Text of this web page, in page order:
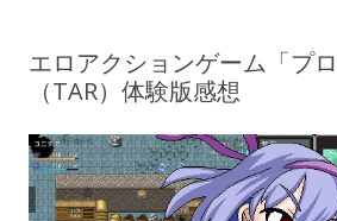
エロアクションゲーム「プロ
（TAR）体験版感想